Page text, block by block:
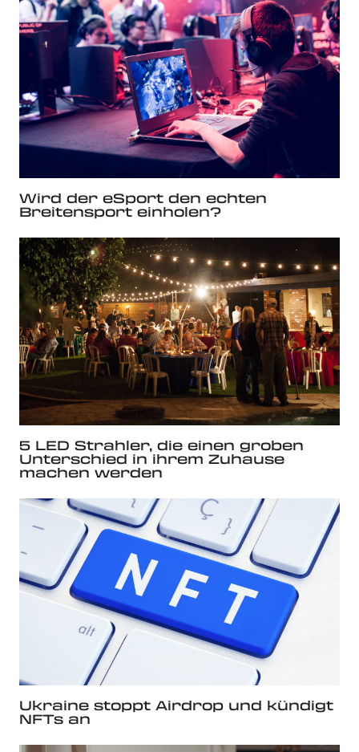
Wird der eSport den echten
Breitensport einholen?
5 LED Strahler, die einen groben
Unterschied in ihrem Zuhause
machen werden
Ukraine stoppt Airdrop und kündigt
NFTs an